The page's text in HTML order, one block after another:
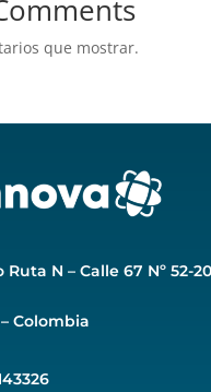
que mostrar.
Ruta N – Calle 67 Nº 52-
Colombia